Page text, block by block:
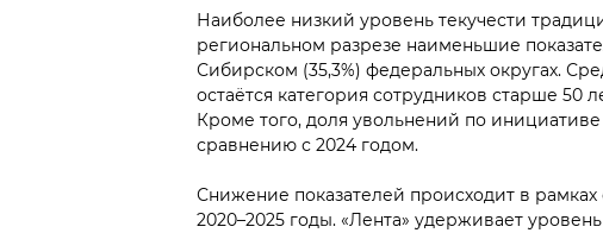
Наиболее низкий уровень текучести
региональном разрезе наименьшие
Сибирском (35,3%) федеральных округах.
остаётся категория сотрудников старше 50
Кроме того, доля увольнений по инициативе
сравнению с 2024 годом.
Снижение показателей происходит в
2020–2025 годы. «Лента» удерживает